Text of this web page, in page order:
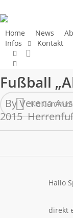
to
main
content
Home News
Infos
Kontakt
facebook
instagram
Fußball
By Verena
2015
No
Hallo
direkt